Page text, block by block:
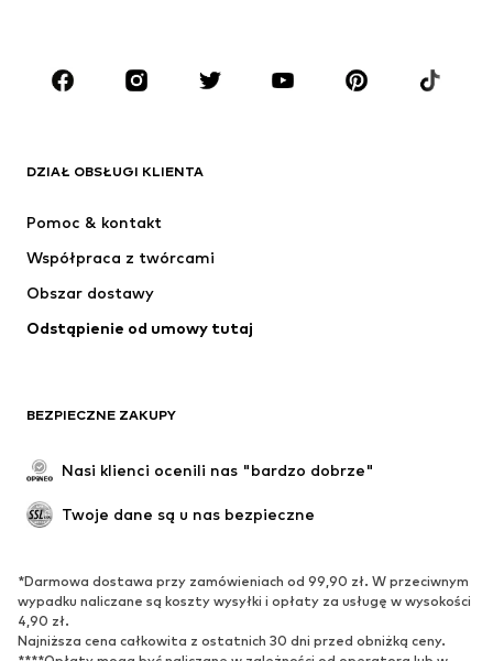
Akcesoria
Premium
Nowości
Kurtki
Bielizna
Płaszcze
Spódnice
Specjalne okazje
Ekskluzywne
Nowości
Na czasie
Trampki & sneakersy
Czółenka & buty na obcasie
Kozaki
DZIAŁ OBSŁUGI KLIENTA
Pomoc & kontakt
Współpraca z twórcami
Obszar dostawy
Odstąpienie od umowy tutaj
BEZPIECZNE ZAKUPY
Nasi klienci ocenili nas "bardzo dobrze"
Twoje dane są u nas bezpieczne
*Darmowa dostawa przy zamówieniach od 99,90 zł. W przeciwnym
wypadku naliczane są koszty wysyłki i opłaty za usługę w wysokości
4,90 zł.
Najniższa cena całkowita z ostatnich 30 dni przed obniżką ceny.